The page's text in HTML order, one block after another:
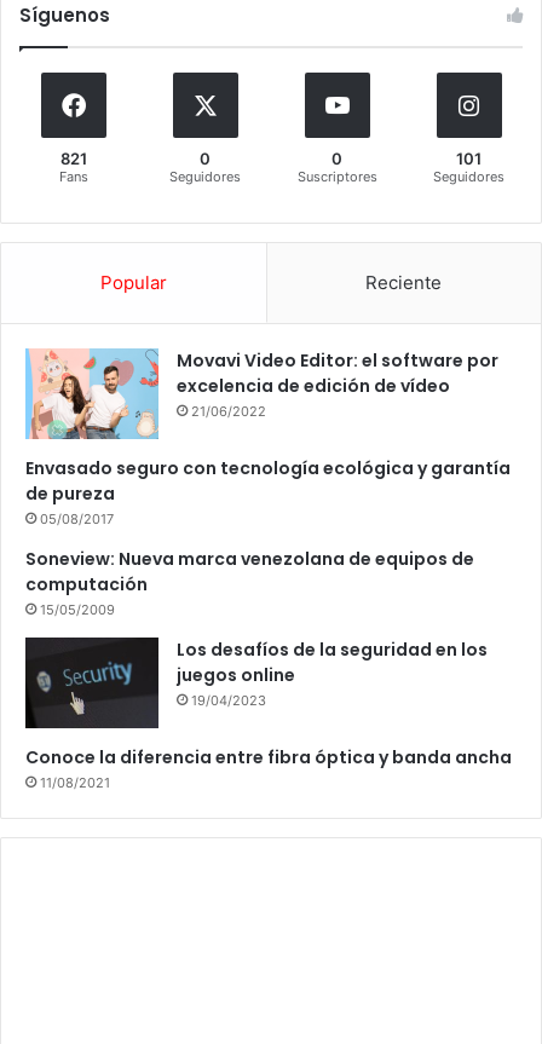
Síguenos
821
Fans
0
Seguidores
0
Suscriptores
101
Seguidores
Popular Reciente
Movavi Video Editor: el software por
excelencia de edición de vídeo
21/06/2022
Envasado seguro con tecnología ecológica y garantía
de pureza
05/08/2017
Soneview: Nueva marca venezolana de equipos de
computación
15/05/2009
Los desafíos de la seguridad en los
juegos online
19/04/2023
Conoce la diferencia entre fibra óptica y banda ancha
11/08/2021